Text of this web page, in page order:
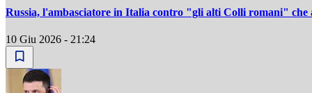
Russia, l'ambasciatore in Italia contro "gli alti Colli romani" che
10 Giu 2026 - 21:24